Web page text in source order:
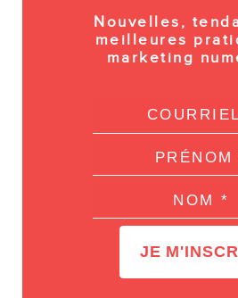
Nouvelles,
meilleures
marketing